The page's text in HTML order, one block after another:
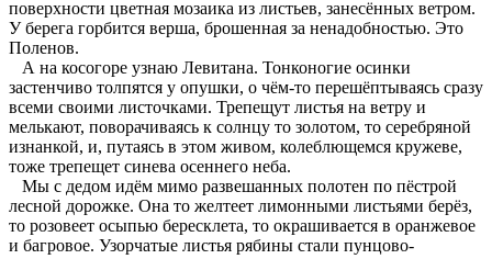
поверхности цветная мозаика из листьев, занесённых ветром.
У берега горбится верша, брошенная за ненадобностью. Это
Поленов.
А на косогоре узнаю Левитана. Тонконогие осинки
застенчиво толпятся у опушки, о чём-то перешёптываясь сразу
всеми своими листочками. Трепещут листья на ветру и
мелькают, поворачиваясь к солнцу то золотом, то серебряной
изнанкой, и, путаясь в этом живом, колеблющемся кружеве,
тоже трепещет синева осеннего неба.
Мы с дедом идём мимо развешанных полотен по пёстрой
лесной дорожке. Она то желтеет лимонными листьями берёз,
то розовеет осыпью бересклета, то окрашивается в оранжевое
и багровое. Узорчатые листья рябины стали пунцово-